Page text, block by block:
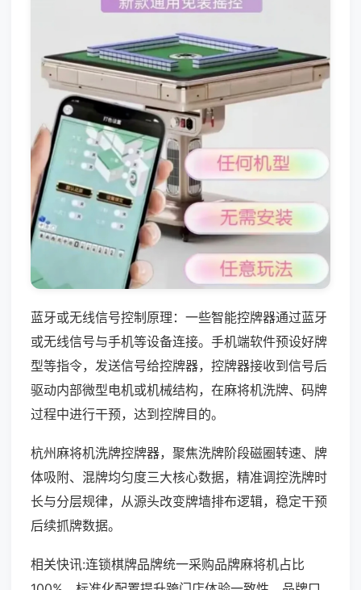
蓝牙或无线信号控制原理：一些智能控牌器通过蓝牙
或无线信号与手机等设备连接。手机端软件预设好牌
型等指令，发送信号给控牌器，控牌器接收到信号后
驱动内部微型电机或机械结构，在麻将机洗牌、码牌
过程中进行干预，达到控牌目的。
杭州麻将机洗牌控牌器，聚焦洗牌阶段磁圈转速、牌
体吸附、混牌均匀度三大核心数据，精准调控洗牌时
长与分层规律，从源头改变牌墙排布逻辑，稳定干预
后续抓牌数据。
相关快讯:连锁棋牌品牌统一采购品牌麻将机占比